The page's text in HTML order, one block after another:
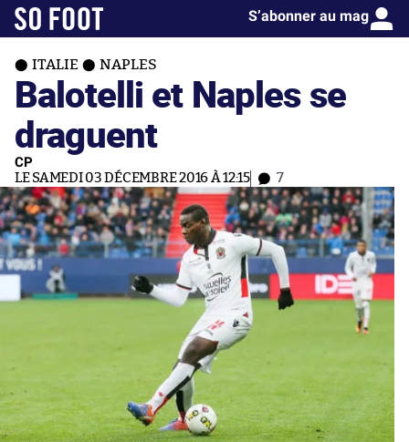
S’abonner au mag
ITALIE NAPLES
Balotelli et Naples se
draguent
CP
LE SAMEDI 03 DÉCEMBRE 2016 À 12:15 7